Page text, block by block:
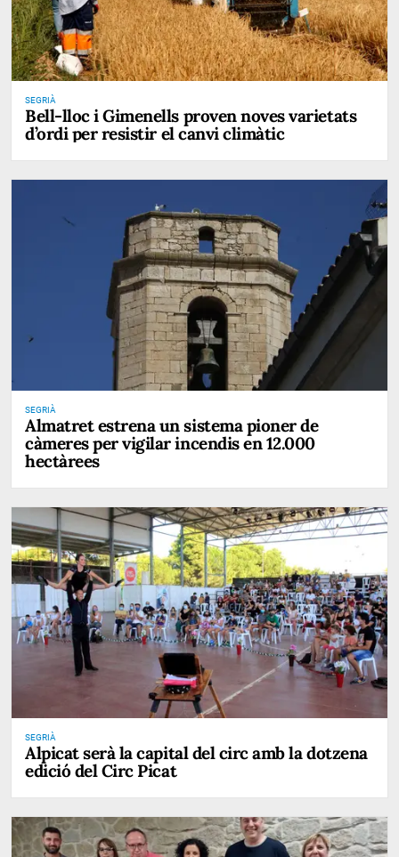
SEGRIÀ
Bell-lloc i Gimenells proven noves varietats
d’ordi per resistir el canvi climàtic
SEGRIÀ
Almatret estrena un sistema pioner de
càmeres per vigilar incendis en 12.000
hectàrees
SEGRIÀ
Alpicat serà la capital del circ amb la dotzena
edició del Circ Picat